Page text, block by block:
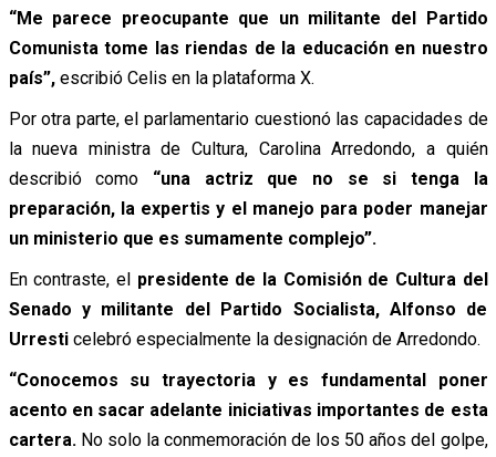
“Me parece preocupante que un militante del Partido
Comunista tome las riendas de la educación en nuestro
país”,escribió Celis en la plataforma X.
Por otra parte, el parlamentario cuestionó las capacidades de
la nueva ministra de Cultura, Carolina Arredondo, a quién
describió como “una actriz que no se si tenga la
preparación, la expertis y el manejo para poder manejar
un ministerio que es sumamente complejo”.
En contraste, el presidente de la Comisión de Cultura del
Senado y militante del Partido Socialista, Alfonso de
Urresticelebró especialmente la designación de Arredondo.
“Conocemos su trayectoria y es fundamental poner
acento en sacar adelante iniciativas importantes de esta
cartera. No solo la conmemoración de los 50 años del golpe,